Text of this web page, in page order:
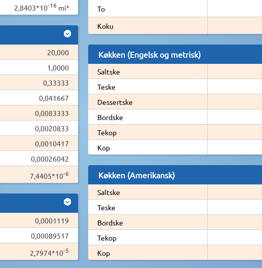
2,8403*10-16 mi³
20,000
1,0000
0,33333
0,041667
0,0083333
0,0020833
0,0010417
0,00026042
7,4405*10-6
0,0001119
0,00089517
2,7974*10-5
To
Koku
Køkken (Engelsk og metrisk)
Saltske
Teske
Dessertske
Bordske
Tekop
Kop
Køkken (Amerikansk)
Saltske
Teske
Bordske
Tekop
Kop